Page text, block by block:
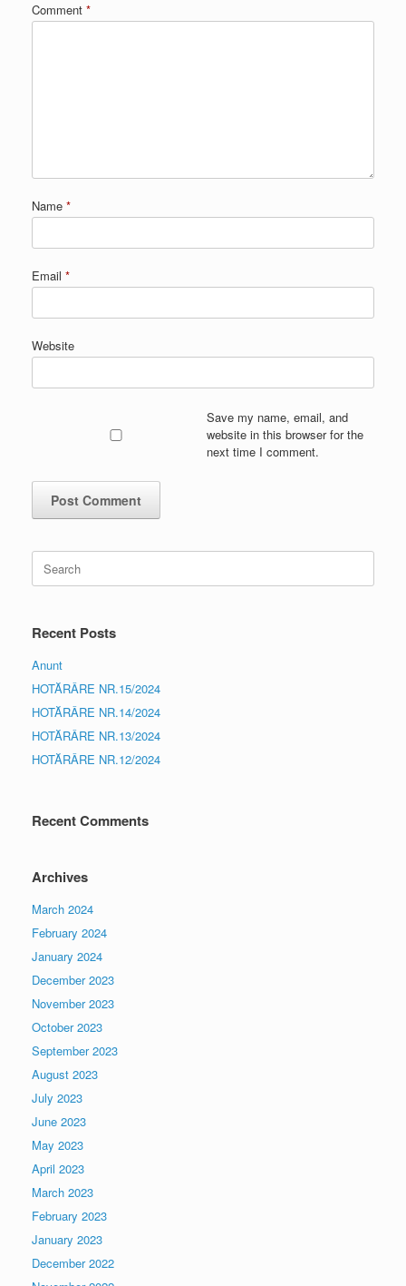
Comment *
Name *
Email *
Website
Save my name, email, and
website in this browser for the
next time I comment.
for:
Recent Posts
Anunt
HOTĂRÂRE NR.15/2024
HOTĂRÂRE NR.14/2024
HOTĂRÂRE NR.13/2024
HOTĂRÂRE NR.12/2024
Recent Comments
Archives
March 2024
February 2024
January 2024
December 2023
November 2023
October 2023
September 2023
August 2023
July 2023
June 2023
May 2023
April 2023
March 2023
February 2023
January 2023
December 2022